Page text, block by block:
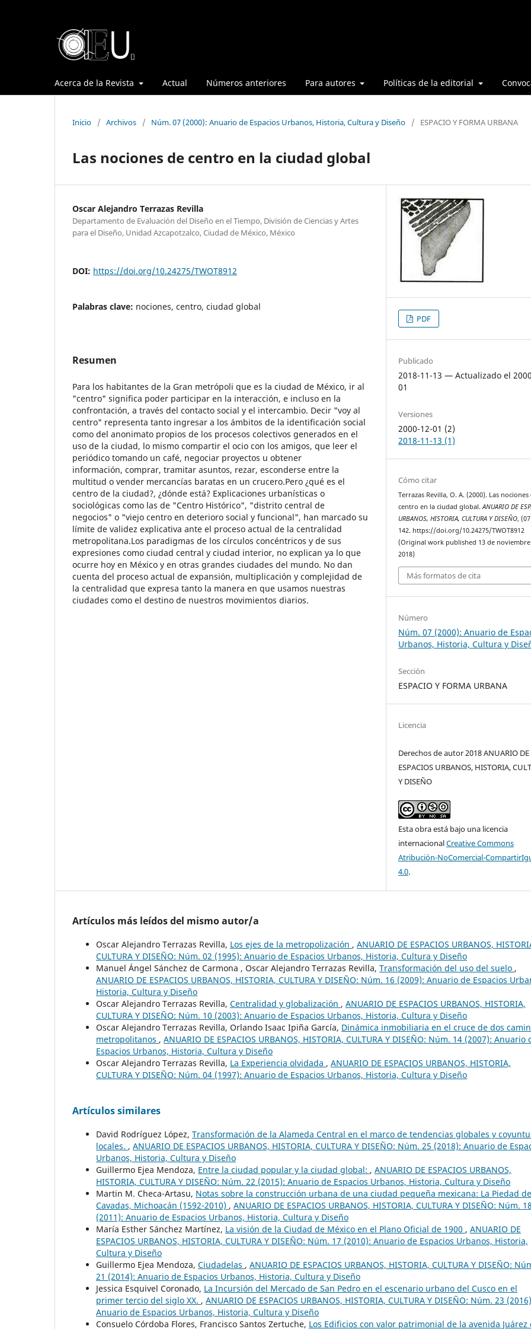
Acerca de la Revista Actual Números anteriores Para autores Políticas de la editorial
Inicio / Archivos / Núm. 07 (2000): Anuario de Espacios Urbanos, Historia, Cultura y Diseño / ESPACIO Y FORMA URBANA
Las nociones de centro en la ciudad global
Oscar Alejandro Terrazas Revilla
Departamento de Evaluación del Diseño en el Tiempo, División de Ciencias y Artes
para el Diseño, Unidad Azcapotzalco, Ciudad de México, México
DOI: https://doi.org/10.24275/TWOT8912
Palabras clave: nociones, centro, ciudad global
Resumen
Para los habitantes de la Gran metrópoli que es la ciudad de México, ir al
"centro" significa poder participar en la interacción, e incluso en la
confrontación, a través del contacto social y el intercambio. Decir "voy al
centro" representa tanto ingresar a los ámbitos de la identificación social
como del anonimato propios de los procesos colectivos generados en el
uso de la ciudad, lo mismo compartir el ocio con los amigos, que leer el
periódico tomando un café, negociar proyectos u obtener
información, comprar, tramitar asuntos, rezar, esconderse entre la
multitud o vender mercancías baratas en un crucero.Pero ¿qué es el
centro de la ciudad?, ¿dónde está? Explicaciones urbanísticas o
sociológicas como las de "Centro Histórico", "distrito central de
negocios" o "viejo centro en deterioro social y funcional", han marcado su
límite de validez explicativa ante el proceso actual de la centralidad
metropolitana.Los paradigmas de los círculos concéntricos y de sus
expresiones como ciudad central y ciudad interior, no explican ya lo que
ocurre hoy en México y en otras grandes ciudades del mundo. No dan
cuenta del proceso actual de expansión, multiplicación y complejidad de
la centralidad que expresa tanto la manera en que usamos nuestras
ciudades como el destino de nuestros movimientos diarios.
PDF
Publicado
2018-11-13 — Actualizado el
01
Versiones
2000-12-01 (2)
2018-11-13 (1)
Cómo citar
Terrazas Revilla, O. A. (2000). Las nociones
centro en la ciudad global.ANUARIO DE
URBANOS, HISTORIA, CULTURA Y DISEÑO,
142. https://doi.org/10.24275/TWOT8912
(Original work published 13 de
2018)
Más formatos de cita
Número
Núm. 07 (2000): Anuario de
Urbanos, Historia, Cultura y
Sección
ESPACIO Y FORMA URBANA
Licencia
Derechos de autor 2018 ANUARIO DE
ESPACIOS URBANOS, HISTORIA,
Y DISEÑO
Esta obra está bajo una licencia
internacionalCreative Commons
Atribución-NoComercial-
4.0.
Artículos más leídos del mismo autor/a
Oscar Alejandro Terrazas Revilla, Los ejes de la metropolización , ANUARIO DE ESPACIOS URBANOS,
CULTURA Y DISEÑO: Núm. 02 (1995): Anuario de Espacios Urbanos, Historia, Cultura y Diseño
Manuel Ángel Sánchez de Carmona , Oscar Alejandro Terrazas Revilla, Transformación del uso del suelo ,
ANUARIO DE ESPACIOS URBANOS, HISTORIA, CULTURA Y DISEÑO: Núm. 16 (2009): Anuario de Espacios
Historia, Cultura y Diseño
Oscar Alejandro Terrazas Revilla, Centralidad y globalización , ANUARIO DE ESPACIOS URBANOS, HISTORIA,
CULTURA Y DISEÑO: Núm. 10 (2003): Anuario de Espacios Urbanos, Historia, Cultura y Diseño
Oscar Alejandro Terrazas Revilla, Orlando Isaac Ipiña García, Dinámica inmobiliaria en el cruce de dos
metropolitanos , ANUARIO DE ESPACIOS URBANOS, HISTORIA, CULTURA Y DISEÑO: Núm. 14 (2007): Anuario
Espacios Urbanos, Historia, Cultura y Diseño
Oscar Alejandro Terrazas Revilla, La Experiencia olvidada , ANUARIO DE ESPACIOS URBANOS, HISTORIA,
CULTURA Y DISEÑO: Núm. 04 (1997): Anuario de Espacios Urbanos, Historia, Cultura y Diseño
Artículos similares
David Rodríguez López, Transformación de la Alameda Central en el marco de tendencias globales y
locales. , ANUARIO DE ESPACIOS URBANOS, HISTORIA, CULTURA Y DISEÑO: Núm. 25 (2018): Anuario de
Urbanos, Historia, Cultura y Diseño
Guillermo Ejea Mendoza, Entre la ciudad popular y la ciudad global: , ANUARIO DE ESPACIOS URBANOS,
HISTORIA, CULTURA Y DISEÑO: Núm. 22 (2015): Anuario de Espacios Urbanos, Historia, Cultura y Diseño
Martin M. Checa-Artasu, Notas sobre la construcción urbana de una ciudad pequeña mexicana: La Piedad de
Cavadas, Michoacán (1592-2010) , ANUARIO DE ESPACIOS URBANOS, HISTORIA, CULTURA Y DISEÑO: Núm. 18
(2011): Anuario de Espacios Urbanos, Historia, Cultura y Diseño
María Esther Sánchez Martínez, La visión de la Ciudad de México en el Plano Oficial de 1900 , ANUARIO DE
ESPACIOS URBANOS, HISTORIA, CULTURA Y DISEÑO: Núm. 17 (2010): Anuario de Espacios Urbanos, Historia,
Cultura y Diseño
Guillermo Ejea Mendoza, Ciudadelas , ANUARIO DE ESPACIOS URBANOS, HISTORIA, CULTURA Y DISEÑO:
21 (2014): Anuario de Espacios Urbanos, Historia, Cultura y Diseño
Jessica Esquivel Coronado, La Incursión del Mercado de San Pedro en el escenario urbano del Cusco en el
primer tercio del siglo XX. , ANUARIO DE ESPACIOS URBANOS, HISTORIA, CULTURA Y DISEÑO: Núm. 23
Anuario de Espacios Urbanos, Historia, Cultura y Diseño
Consuelo Córdoba Flores, Francisco Santos Zertuche, Los Edificios con valor patrimonial de la avenida Juárez